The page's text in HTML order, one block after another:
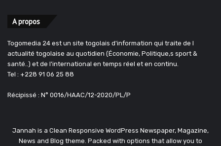
A propos
Togomedia 24 est un site togolais d'information qui traite de l
actualité togolaise au quotidien (Économie, Politique,s sport &
santé..) et de l'international en temps réel et en continu.
Tel : +228 91 06 25 88
Récipissé : N° 0016/HAAC/12-2020/PL/P
Jannah is a Clean Responsive WordPress Newspaper, Magazine,
News and Blog theme. Packed with options that allow you to